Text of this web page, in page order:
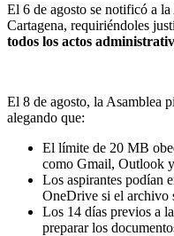
El 6 de agosto se notificó a
Cartagena, requiriéndoles
todos los actos
El 8 de agosto, la Asamblea
alegando que:
El límite de 20 MB
como Gmail, Outlook
Los aspirantes podían
OneDrive si el archivo
Los 14 días previos a
preparar los